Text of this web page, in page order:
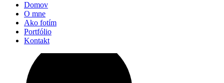
Domov
O mne
Ako fotím
Portfólio
Kontakt